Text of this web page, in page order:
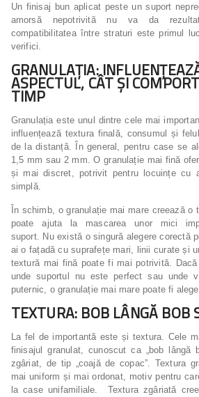
Un finisaj bun aplicat peste un suport
amorsă nepotrivită nu va da
compatibilitatea între straturi este primul
verifici.
GRANULAȚIA:
ASPECTUL, CÂT ȘI
TIMP
Granulația este unul dintre cele mai
influențează textura finală, consumul și
de la distanță. În general, pentru case se
1,5 mm sau 2 mm. O granulație mai fină
și mai discret, potrivit pentru locuințe cu
simplă.
În schimb, o granulație mai mare creează o
poate ajuta la mascarea unor mici
suport. Nu există o singură alegere corectă
ai o fațadă cu suprafețe mari, linii curate și
textură mai fină poate fi mai potrivită.
unde suportul nu este perfect sau unde
puternic, o granulație mai mare poate fi
TEXTURA: BOB LÂNGĂ BOB
La fel de importantă este și textura. Cele
finisajul granulat, cunoscut ca „bob lângă
zgâriat, de tip „coajă de copac”. Textura
mai uniform și mai ordonat, motiv pentru
la case unifamiliale. Textura zgâriată